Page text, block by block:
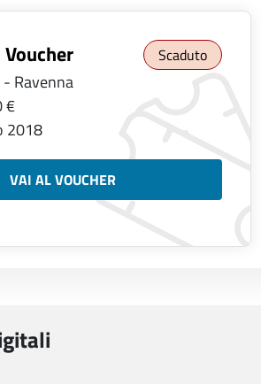
Scaduto
- Ravenna
€
2018
VAI AL VOUCHER